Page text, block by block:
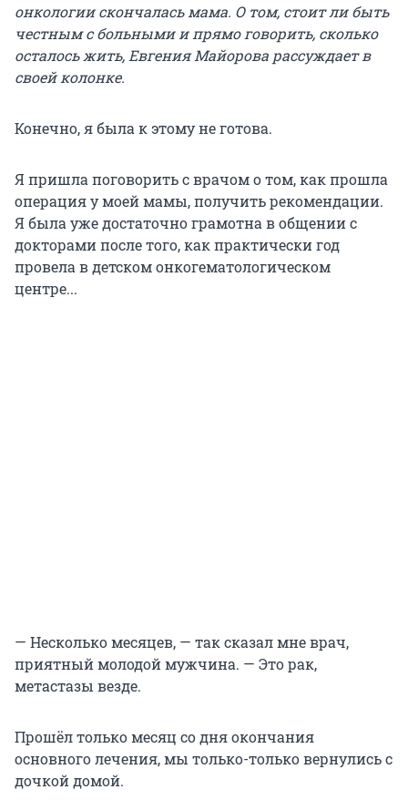
онкологии скончалась мама. О том, стоит ли быть
честным с больными и прямо говорить, сколько
осталось жить, Евгения Майорова рассуждает в
своей колонке.
Конечно, я была к этому не готова.
Я пришла поговорить с врачом о том, как прошла
операция у моей мамы, получить рекомендации.
Я была уже достаточно грамотна в общении с
докторами после того, как практически год
провела в детском онкогематологическом
центре...
— Несколько месяцев, — так сказал мне врач,
приятный молодой мужчина. — Это рак,
метастазы везде.
Прошёл только месяц со дня окончания
основного лечения, мы только-только вернулись с
дочкой домой.